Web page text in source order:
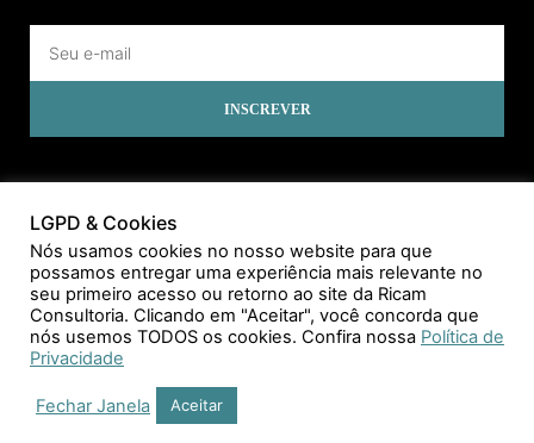
INSCREVER
LGPD & Cookies
Nós usamos cookies no nosso website para que
possamos entregar uma experiência mais relevante no
seu primeiro acesso ou retorno ao site da Ricam
Consultoria. Clicando em "Aceitar", você concorda que
nós usemos TODOS os cookies. Confira nossa Política de
Privacidade
Fechar Janela Aceitar